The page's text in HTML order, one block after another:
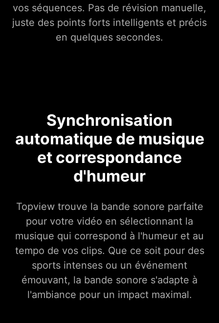
vos séquences. Pas de révision manuelle,
juste des points forts intelligents et précis
en quelques secondes.
Synchronisation
automatique de musique
et correspondance
d'humeur
Topview trouve la bande sonore parfaite
pour votre vidéo en sélectionnant la
musique qui correspond à l'humeur et au
tempo de vos clips. Que ce soit pour des
sports intenses ou un événement
émouvant, la bande sonore s'adapte à
l'ambiance pour un impact maximal.